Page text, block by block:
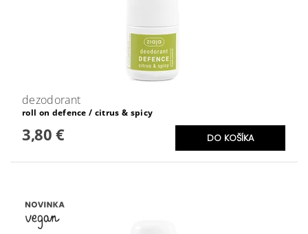
dezodorant
roll on defence / citrus & spicy
3,80 €